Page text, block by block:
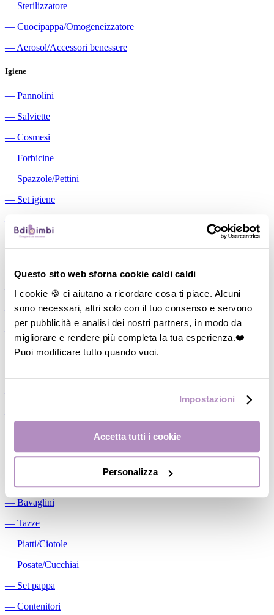
Questo sito web sforna cookie caldi caldi
I cookie 🍪 ci aiutano a ricordare cosa ti piace. Alcuni
sono necessari, altri solo con il tuo consenso e servono
per pubblicità e analisi dei nostri partners, in modo da
migliorare e rendere più completa la tua esperienza.❤️
Puoi modificare tutto quando vuoi.
Impostazioni
Accetta tutti i cookie
Personalizza
― Sterilizzatore
― Cuocipappa/Omogeneizzatore
― Aerosol/Accessori benessere
Igiene
― Pannolini
― Salviette
― Cosmesi
― Forbicine
― Spazzole/Pettini
― Set igiene
Aspiratori nasali manuali
―
Cuscini allattamento
―Biberon
―
Tettarelle
―Succhietti
Conservalatte Materno
―Massaggiagengive
― Bavaglini
― Tazze
― Piatti/Ciotole
― Posate/Cucchiai
― Set pappa
― Contenitori